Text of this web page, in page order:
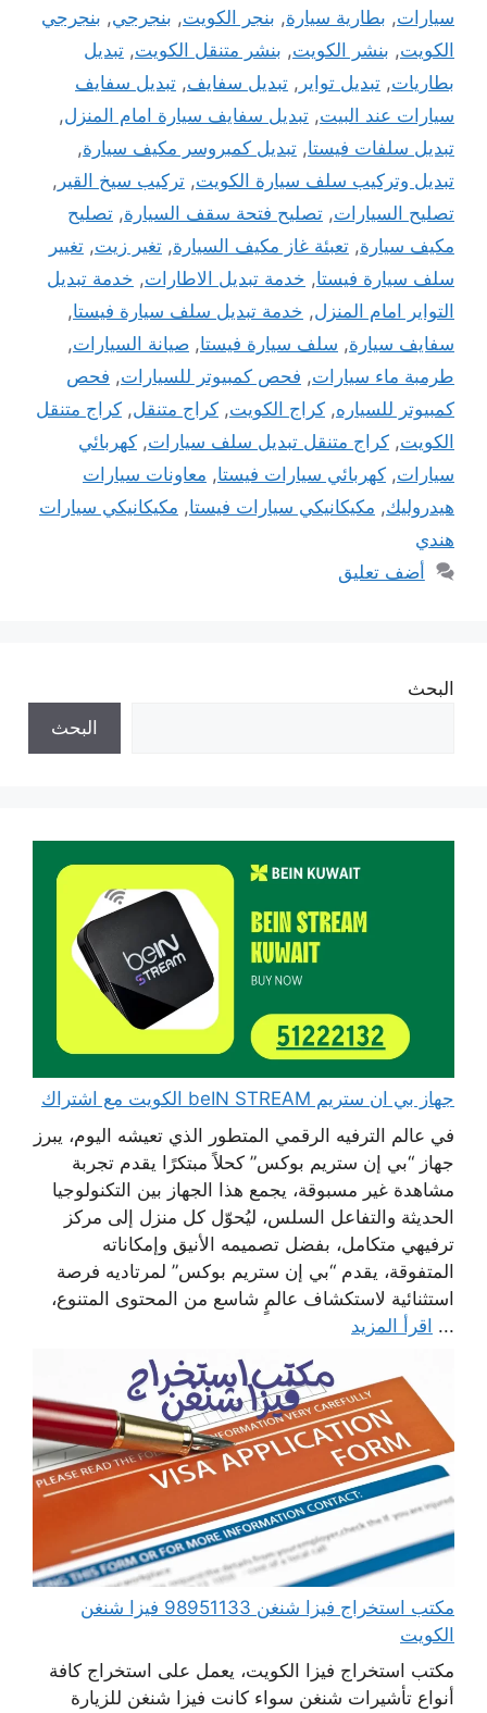
سيارات, بطارية سيارة, بنجر الكويت, بنجرجي, بنجرجي
الكويت, بنشر الكويت, بنشر متنقل الكويت, تبديل
بطاريات, تبديل تواير , تبديل سفايف, تبديل سفايف
سيارات عند البيت, تبديل سفايف سيارة امام المنزل,
تبديل سلفات فيستا, تبديل كمبروسر مكيف سيارة,
تبديل وتركيب سلف سيارة الكويت, تركيب سيخ القير ,
تصليح السيارات, تصليح فتحة سقف السيارة, تصليح
مكيف سيارة, تعبئة غاز مكيف السيارة, تغير زيت, تغيير
سلف سيارة فيستا, خدمة تبديل الاطارات, خدمة تبديل
التواير امام المنزل, خدمة تبديل سلف سيارة فيستا,
سفايف سيارة, سلف سيارة فيستا, صيانة السيارات,
طرمبة ماء سيارات, فحص كمبيوتر للسيارات, فحص
كمبيوتر للسياره, كراج الكويت, كراج متنقل, كراج متنقل
الكويت, كراج متنقل تبديل سلف سيارات, كهربائي
سيارات, كهربائي سيارات فيستا, معاونات سيارات
هيدروليك, مكيكانيكي سيارات فيستا, مكيكانيكي سيارات
هندي
أضف تعليق
البحث
البحث
جهاز بي ان ستريم beIN STREAM الكويت مع اشتراك
في عالم الترفيه الرقمي المتطور الذي تعيشه اليوم، يبرز
جهاز “بي إن ستريم بوكس” كحلاً مبتكرًا يقدم تجربة
مشاهدة غير مسبوقة، يجمع هذا الجهاز بين التكنولوجيا
الحديثة والتفاعل السلس، ليُحوّل كل منزل إلى مركز
ترفيهي متكامل، بفضل تصميمه الأنيق وإمكاناته
المتفوقة، يقدم “بي إن ستريم بوكس” لمرتاديه فرصة
استثنائية لاستكشاف عالمٍ شاسع من المحتوى المتنوع،
... اقرأ المزيد
مكتب استخراج فيزا شنغن 98951133 فيزا شنغن
الكويت
مكتب استخراج فيزا الكويت، يعمل على استخراج كافة
أنواع تأشيرات شنغن سواء كانت فيزا شنغن للزيارة